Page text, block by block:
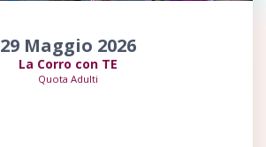
29 Maggio 2026
La Corro con TE
Quota Adulti